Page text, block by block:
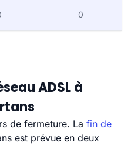
0
ADSL à
de fermeture. La fin de
est prévue en deux